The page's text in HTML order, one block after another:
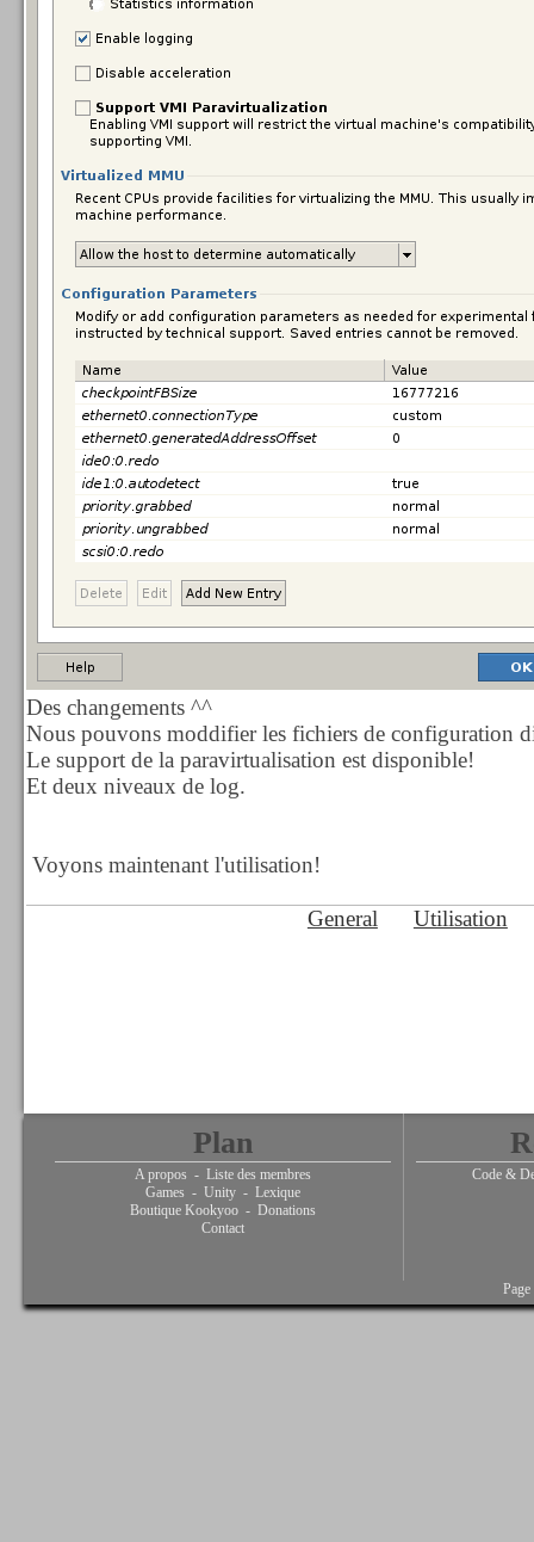
Des changements ^^
Nous pouvons moddifier les fichiers de configuration
Le support de la paravirtualisation est disponible!
Et deux niveaux de log.
Voyons maintenant l'utilisation!
General Utilisation
Plan
A propos - Liste des membres
Games - Unity - Lexique
Boutique Kookyoo - Donations
Contact
Code &